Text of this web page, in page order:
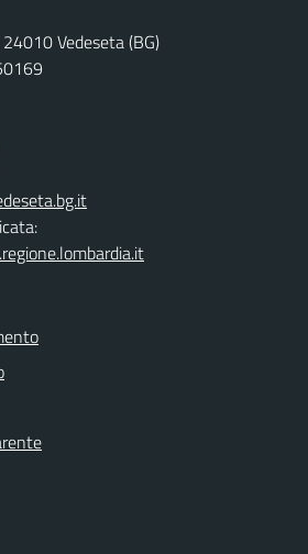
Vedeseta (BG)